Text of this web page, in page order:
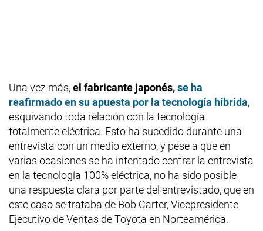
Una vez más,el fabricante japonés,se ha
reafirmado en su apuesta por la tecnología híbrida,
esquivando toda relación con la tecnología
totalmente eléctrica. Esto ha sucedido durante una
entrevista con un medio externo, y pese a que en
varias ocasiones se ha intentado centrar la entrevista
en la tecnología 100% eléctrica, no ha sido posible
una respuesta clara por parte del entrevistado, que en
este caso se trataba de Bob Carter, Vicepresidente
Ejecutivo de Ventas de Toyota en Norteamérica.